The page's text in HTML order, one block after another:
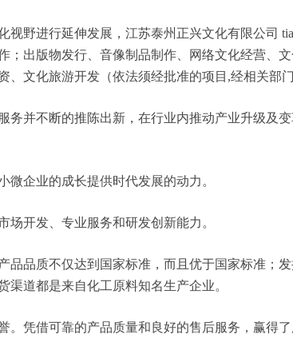
野进行延伸发展，江苏泰州正兴文化有限公司
出版物发行、音像制品制作、网络文化经营、
文化旅游开发（依法须经批准的项目,经相关部
并不断的推陈出新，在行业内推动产业升级及
企业的成长提供时代发展的动力。
开发、专业服务和研发创新能力。
品质不仅达到国家标准，而且优于国家标准；
道都是来自化工原料知名生产企业。
凭借可靠的产品质量和良好的售后服务，赢得